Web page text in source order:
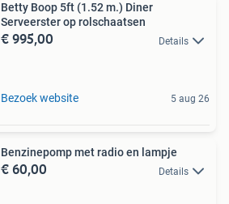
Betty Boop 5ft (1.52 m.) Diner
Serveerster op rolschaatsen
€ 995,00 Details
Bezoek website 5 aug 26
Benzinepomp met radio en lampje
€ 60,00 Details